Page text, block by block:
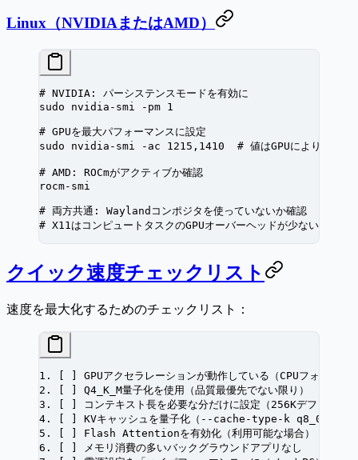
Linux（NVIDIAまたはAMD）
# NVIDIA: パーシステンスモードを有効に
sudo nvidia-smi -pm 1
# GPUを最大パフォーマンスに設定
sudo nvidia-smi -ac 1215,1410
  # 値はGPUにより異なる
# AMD: ROCmがアクティブか確認
rocm-smi
# 両方共通: Waylandコンポジタを使っていないか確認
# X11はコンピュートタスクのGPUオーバーヘッドが少ない
クイック速度チェックリスト
速度を最大化するためのチェックリスト：
1. [ ] GPUアクセラレーションが動作している（CPUフォールバ
2. [ ] Q4_K_M量子化を使用（品質最優先でない限り）
3. [ ] コンテキスト長を必要な分だけに設定（256Kデフォルト
4. [ ] KVキャッシュを量子化（--cache-type-k q8_0）
5. [ ] Flash Attentionを有効化（利用可能な場合）
6. [ ] メモリ消費の多いバックグラウンドアプリなし